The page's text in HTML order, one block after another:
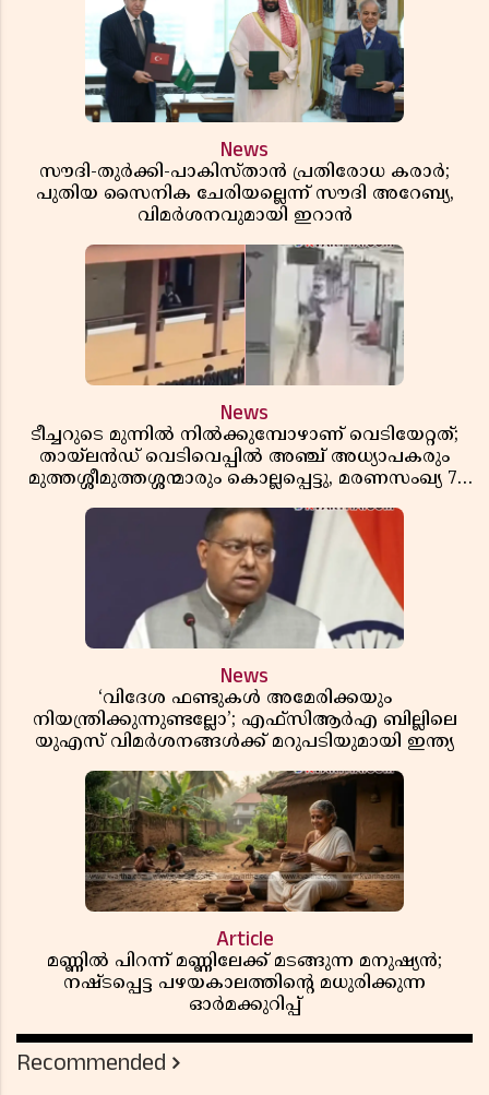
News
സൗദി-തുർക്കി-പാകിസ്താൻ പ്രതിരോധ കരാർ;
പുതിയ സൈനിക ചേരിയല്ലെന്ന് സൗദി അറേബ്യ,
വിമർശനവുമായി ഇറാൻ
News
ടീച്ചറുടെ മുന്നിൽ നിൽക്കുമ്പോഴാണ് വെടിയേറ്റത്;
തായ്‌ലൻഡ് വെടിവെപ്പിൽ അഞ്ച് അധ്യാപകരും
മുത്തശ്ശീമുത്തശ്ശന്മാരും കൊല്ലപ്പെട്ടു, മരണസംഖ്യ 7;
News
‘വിദേശ ഫണ്ടുകൾ അമേരിക്കയും
നിയന്ത്രിക്കുന്നുണ്ടല്ലോ’; എഫ്സിആർഎ ബില്ലിലെ
യുഎസ് വിമർശനങ്ങൾക്ക് മറുപടിയുമായി ഇന്ത്യ
Article
മണ്ണിൽ പിറന്ന് മണ്ണിലേക്ക് മടങ്ങുന്ന മനുഷ്യൻ;
നഷ്ടപ്പെട്ട പഴയകാലത്തിൻ്റെ മധുരിക്കുന്ന
ഓർമക്കുറിപ്പ്
Recommended